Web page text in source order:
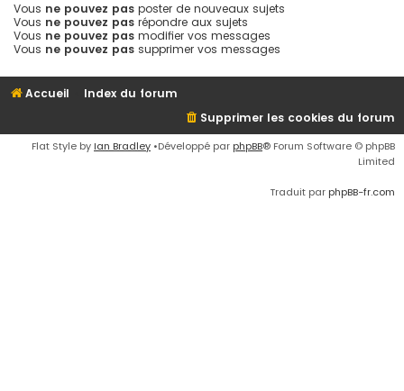
Vous ne pouvez pas poster de nouveaux sujets
Vous ne pouvez pas répondre aux sujets
Vous ne pouvez pas modifier vos messages
Vous ne pouvez pas supprimer vos messages
Accueil
Index du forum
Supprimer les cookies du forum
Flat Style by Ian Bradley •Développé par phpBB® Forum Software © phpBB
Limited
Traduit par phpBB-fr.com